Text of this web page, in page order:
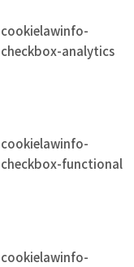
cookielawinfo-
checkbox-analytics
cookielawinfo-
checkbox-functional
cookielawinfo-